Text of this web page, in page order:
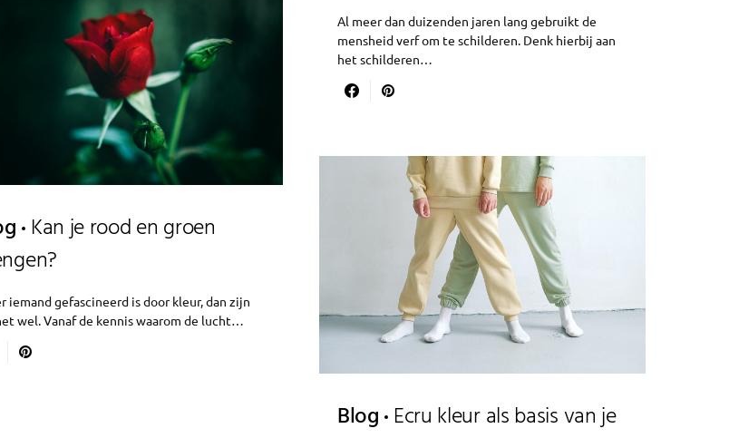
Kan je rood en groen
iemand gefascineerd is door kleur, dan zijn
wel. Vanaf de kennis waarom de lucht…
Al meer dan duizenden jaren lang gebruikt de
mensheid verf om te schilderen. Denk hierbij aan
het schilderen…
Blog Ecru kleur als basis van je